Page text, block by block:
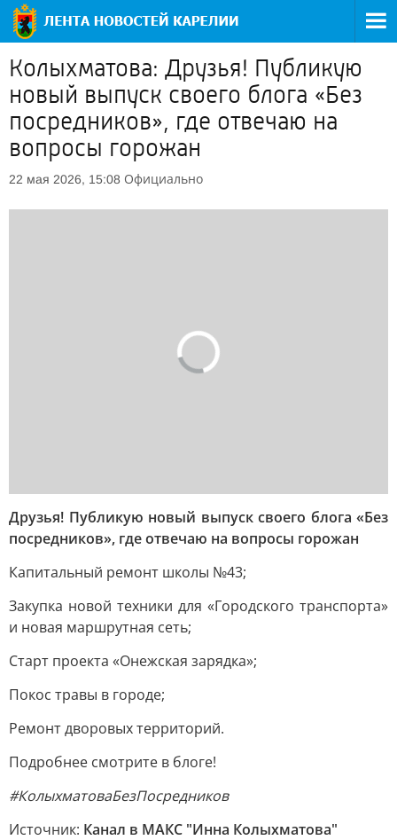
Колыхматова: Друзья! Публикую
новый выпуск своего блога «Без
посредников», где отвечаю на
вопросы горожан
22 мая 2026, 15:08 Официально
Друзья! Публикую новый выпуск своего блога «Без
посредников», где отвечаю на вопросы горожан
Капитальный ремонт школы №43;
Закупка новой техники для «Городского транспорта»
и новая маршрутная сеть;
Старт проекта «Онежская зарядка»;
Покос травы в городе;
Ремонт дворовых территорий.
Подробнее смотрите в блоге!
#КолыхматоваБезПосредников
Источник: Канал в МАКС "Инна Колыхматова"